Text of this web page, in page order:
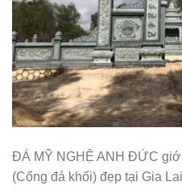
ĐÁ MỸ NGHỆ ANH ĐỨC
(Cổng đá khối) đẹp tại Gia